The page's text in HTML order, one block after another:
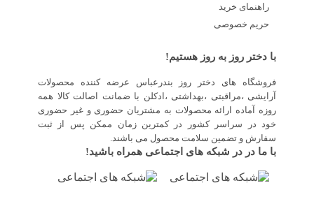
راهنمای خرید
حریم خصوصی
با دختر روز به روز هستیم!
فروشگاه های دختر روز بندرعباس عرضه کننده محصولات
آرایشی ،مراقبتی ،بهداشتی ،ادکلن با ضمانت اصالت کالا همه
روزه آماده ارائه محصولات به مشتریان حضوری و غیر حضوری
خود در سراسر کشور در کمترین زمان ممکن پس از ثبت
سفارش و تضمین سلامت محصول می باشند.
با ما در در شبکه های اجتماعی همراه باشید!